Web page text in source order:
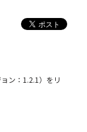
ン：1.2.1）をリ